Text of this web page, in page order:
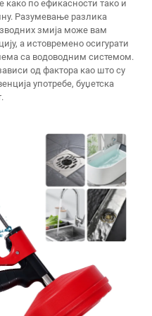
како по ефикасности тако и
Разумевање разлика
змија може вам
а истовремено осигурати
са водоводним системом.
од фактора као што су
употребе, буџетска